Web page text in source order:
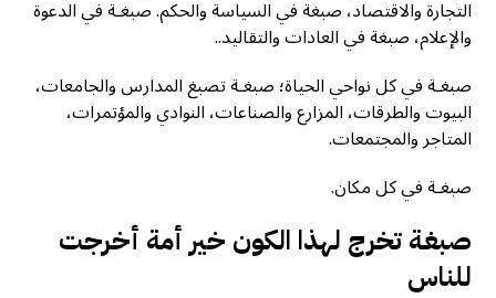
التجارة والاقتصاد، صبغة في السياسة والحكم. صبغـة في الدعوة
والإعلام، صبغة في العادات والتقاليد..
صبغـة في كل نواحي الحياة؛ صبغـة تصبغ المدارس والجامعات،
البيوت والطرقات، المزارع والصناعات، النوادي والمؤتمرات،
المتاجر والمجتمعات.
صبغـة في كل مكان.
صبغـةتخرج لهذا الكون خير أمة أخرجت
للناس